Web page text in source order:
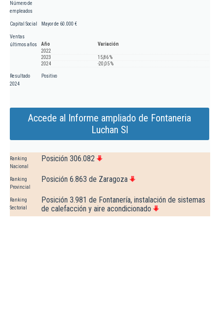
Número de
empleados
Capital Social Mayor de 60.000 €
Ventas
últimos años
Año
Variación
2022
2023
15,86 %
2024
-20,05 %
Resultado
2024
Positivo
Accede al Informe ampliado de Fontaneria
Luchan Sl
Ranking
Nacional
Posición 306.082
Ranking
Provincial
Posición 6.863 de Zaragoza
Ranking
Sectorial
Posición 3.981 de Fontanería, instalación de sistemas
de calefacción y aire acondicionado